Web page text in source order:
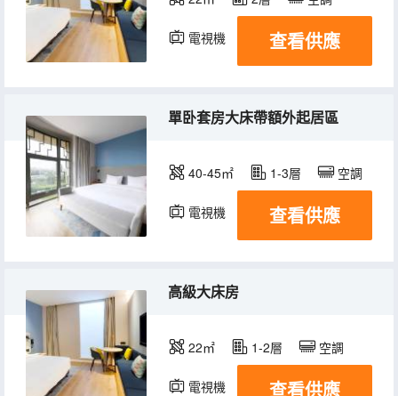
電視機 查看供應
單卧套房大床帶額外起居區
40-45㎡ 1-3層 空調
電視機 查看供應
高級大床房
22㎡ 1-2層 空調
電視機 查看供應